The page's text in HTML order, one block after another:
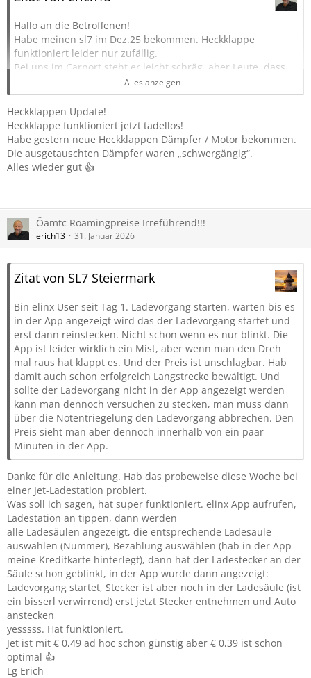
Hallo an die Betroffenen!
Habe meinen sl7 im Dez.25 bekommen. Heckklappe
funktioniert leider nur zufällig.
Bei uns im Carport steht er leicht schräg, aber Leute, dass
kann ja wohl nicht der Grund
sein. Wenn ich zu hause etwas einladen will muss ich auf
die ebene Straße fahren, Heckklappe
öffnen und mit geöffneter Heckklappe wieder zum Beladen
zurück ins Carport.
Leider habe ich noch keine Rückmeldung vom Händler.
Was hat sich bei euch (betroffenen) in dieser Sache getan?
Alles anzeigen
Heckklappen Update!
Heckklappe funktioniert jetzt tadellos!
Habe gestern neue Heckklappen Dämpfer / Motor bekommen.
Die ausgetauschten Dämpfer waren „schwergängig“.
Alles wieder gut 👍
Öamtc Roamingpreise Irreführend!!!
erich13 31. Januar 2026
Zitat von SL7 Steiermark
Bin elinx User seit Tag 1. Ladevorgang starten, warten bis es
in der App angezeigt wird das der Ladevorgang startet und
erst dann reinstecken. Nicht schon wenn es nur blinkt. Die
App ist leider wirklich ein Mist, aber wenn man den Dreh
mal raus hat klappt es. Und der Preis ist unschlagbar. Hab
damit auch schon erfolgreich Langstrecke bewältigt. Und
sollte der Ladevorgang nicht in der App angezeigt werden
kann man dennoch versuchen zu stecken, man muss dann
über die Notentriegelung den Ladevorgang abbrechen. Den
Preis sieht man aber dennoch innerhalb von ein paar
Minuten in der App.
Danke für die Anleitung. Hab das probeweise diese Woche bei
einer Jet-Ladestation probiert.
Was soll ich sagen, hat super funktioniert. elinx App aufrufen,
Ladestation an tippen, dann werden
alle Ladesäulen angezeigt, die entsprechende Ladesäule
auswählen (Nummer), Bezahlung auswählen (hab in der App
meine Kreditkarte hinterlegt), dann hat der Ladestecker an der
Säule schon geblinkt, in der App wurde dann angezeigt:
Ladevorgang startet, Stecker ist aber noch in der Ladesäule (ist
ein bisserl verwirrend) erst jetzt Stecker entnehmen und Auto
anstecken
yesssss. Hat funktioniert.
Jet ist mit € 0,49 ad hoc schon günstig aber € 0,39 ist schon
optimal 👍
Lg Erich